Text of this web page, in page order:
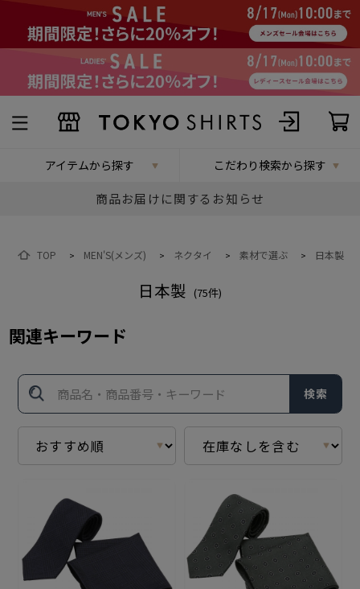
アイテムから探す こだわり検索から探す
商品お届けに関するお知らせ
TOP > MEN'S(メンズ) > ネクタイ > 素材で選ぶ > 日本製
日本製 (75件)
関連キーワード
検索